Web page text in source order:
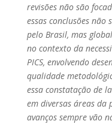
revisões não são
essas conclusões
pelo Brasil, mas
no contexto da
PICS, envolvendo
qualidade
essa constatação de
em diversas áreas da
avanços sempre vão